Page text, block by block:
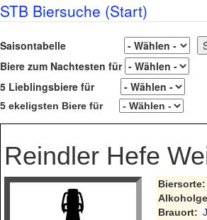
STB Biersuche (Start)
Saisontabelle
Biere zum Nachtesten für
5 Lieblingsbiere für
5 ekeligsten Biere für
Reindler Hefe
Biersorte:
Brauort: